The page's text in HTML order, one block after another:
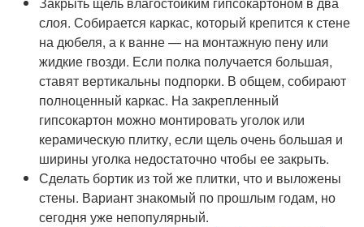
слоя. Собирается каркас, который крепится к стене
на дюбеля, а к ванне — на монтажную пену или
жидкие гвозди. Если полка получается большая,
ставят вертикальны подпорки. В общем, собирают
полноценный каркас. На закрепленный
гипсокартон можно монтировать уголок или
керамическую плитку, если щель очень большая и
ширины уголка недостаточно чтобы ее закрыть.
Сделать бортик из той же плитки, что и выложены
стены. Вариант знакомый по прошлым годам, но
сегодня уже непопулярный.